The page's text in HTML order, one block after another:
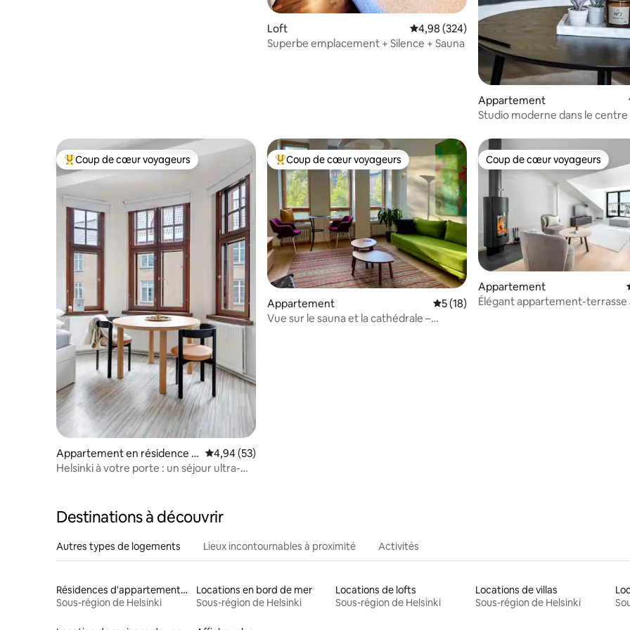
Loft Évaluation moyenne sur la base de 324
4,98 (324)
Superbe emplacement + Silence + Sauna
Appartement
Studio moderne dans le centre
Coups de cœur voyageurs les plus appréciés
Coup de cœur voyageurs
Appartement en résidence ⋅
Helsinki
Évaluation moyenne sur la base de 53 commentaires : 4,94 sur 5
4,94 (53)
Helsinki à votre porte : un séjour ultra-
Coups de cœur voyageurs les plus appréciés
Coup de cœur voyageurs
Appartement Évaluation moyenne sur la base de 18
5 (18)
Vue sur le sauna et la cathédrale –
Coup de cœur voyageurs
Coup de cœur voyageurs
Appartement
Élégant appartement-terrasse
Destinations à découvrir
Autres types de logements Lieux incontournables à proximité Activités
Résidences d'appartements en location
Sous-région de Helsinki
Locations en bord de mer
Sous-région de Helsinki
Locations de lofts
Sous-région de Helsinki
Locations de villas
Sous-région de Helsinki